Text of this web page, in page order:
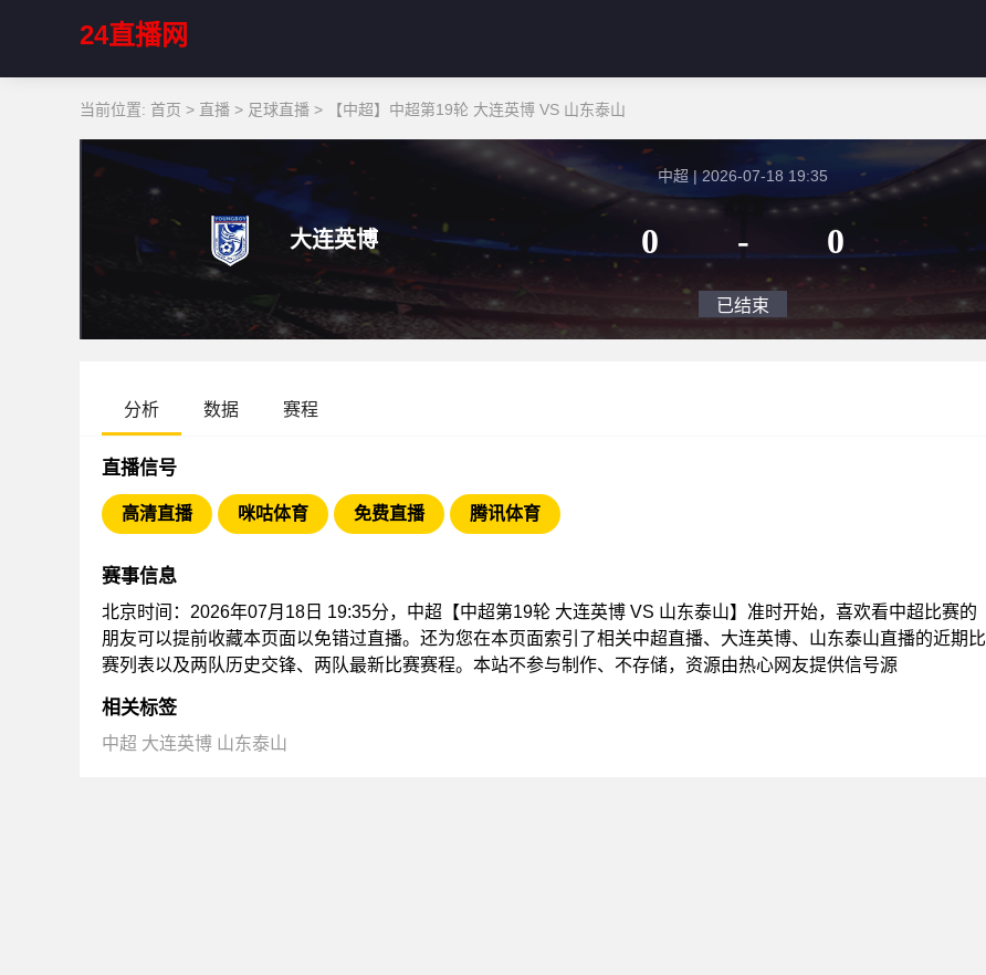
24直播网
当前位置: 首页 > 直播 > 足球直播 > 【中超】中超第19轮 大连英博 VS 山东泰山
大连英博
中超 | 2026-07-18 19:35
0 - 0
已结束
分析 数据 赛程
直播信号
高清直播 咪咕体育 免费直播 腾讯体育
赛事信息
北京时间：2026年07月18日 19:35分，中超【中超第19轮 大连英博 VS 山东泰山】准时开始，喜欢看中超比赛的
朋友可以提前收藏本页面以免错过直播。还为您在本页面索引了相关中超直播、大连英博、山东泰山直播的近期比
赛列表以及两队历史交锋、两队最新比赛赛程。本站不参与制作、不存储，资源由热心网友提供信号源
相关标签
中超 大连英博 山东泰山